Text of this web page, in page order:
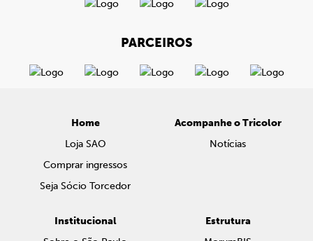
PARCEIROS
Home
Loja SAO
Comprar ingressos
Seja Sócio Torcedor
Acompanhe o Tricolor
Notícias
Institucional
Estrutura